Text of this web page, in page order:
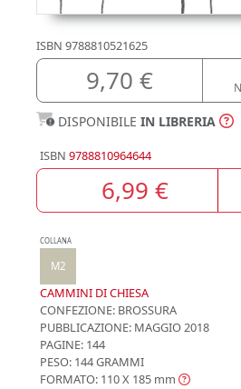
ISBN 9788810521625
9,70 €
DISPONIBILE IN LIBRERIA
ISBN 9788810964644
6,99 €
COLLANA
M2
CAMMINI DI CHIESA
CONFEZIONE: BROSSURA
PUBBLICAZIONE: MAGGIO 2018
PAGINE: 144
PESO: 144 GRAMMI
FORMATO: 110 X 185 mm